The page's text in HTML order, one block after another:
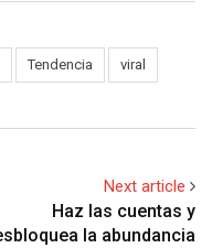
Tendencia viral
Next article
Haz las cuentas y
la abundancia